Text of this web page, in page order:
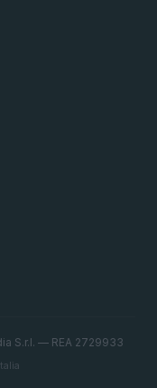
S.r.l. — REA 2729933